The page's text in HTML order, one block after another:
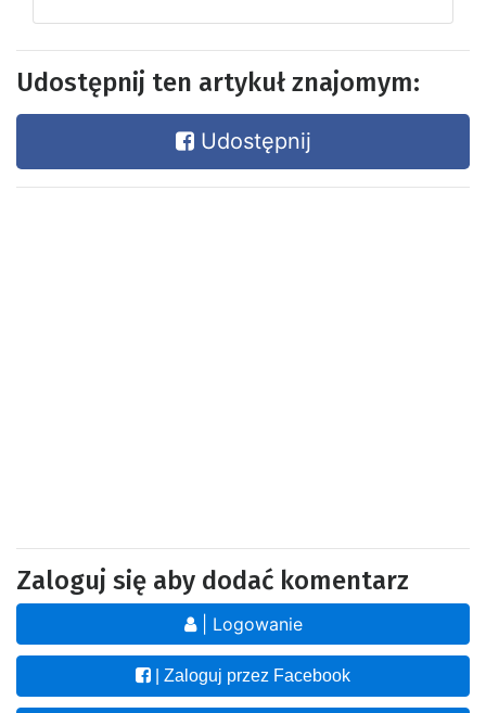
Udostępnij ten artykuł znajomym:
Udostępnij
Zaloguj się aby dodać komentarz
| Logowanie
| Zaloguj przez Facebook